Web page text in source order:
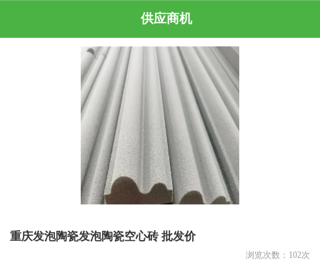
供应商机
重庆发泡陶瓷发泡陶瓷空心砖 批发价
浏览次数： 102次